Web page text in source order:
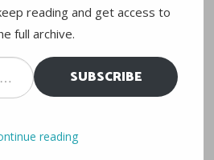
GARROS 2023
reading and get access to
full archive.
SUBSCRIBE
reading